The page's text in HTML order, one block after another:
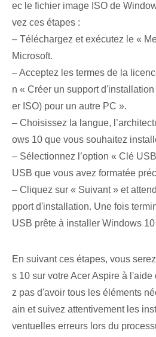
ec le fichier image ISO de
vez ces étapes :
– Téléchargez et exécutez le «
Microsoft.
– Acceptez les termes de la
n « Créer un support
er ISO) pour un autre PC ».
– Choisissez la langue,
ows 10 que vous souhaitez
– Sélectionnez l’option « Clé
USB que vous avez formatée
– Cliquez sur « Suivant » et
pport d'installation. Une fois
USB prête à installer Windows
En suivant ces étapes, vous
s 10 sur votre Acer Aspire à
z pas d'avoir tous les éléments
ain et suivez attentivement les
ventuelles erreurs lors du